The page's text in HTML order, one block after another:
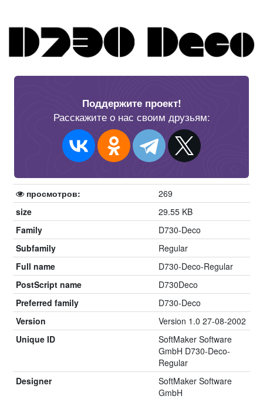
Поддержите проект!
Расскажите о нас своим друзьям:
просмотров:
269
size
29.55 KB
Family
D730-Deco
Subfamily
Regular
Full name
D730-Deco-Regular
PostScript name
D730Deco
Preferred family
D730-Deco
Version
Version 1.0 27-08-2002
Unique ID
SoftMaker Software
GmbH D730-Deco-
Regular
Designer
SoftMaker Software
GmbH